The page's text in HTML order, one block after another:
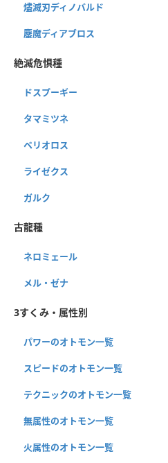
燼滅刃ディノバルド
鏖魔ディアブロス
絶滅危惧種
ドスプーギー
タマミツネ
ベリオロス
ライゼクス
ガルク
古龍種
ネロミェール
メル・ゼナ
3すくみ・属性別
パワーのオトモン一覧
スピードのオトモン一覧
テクニックのオトモン一覧
無属性のオトモン一覧
火属性のオトモン一覧